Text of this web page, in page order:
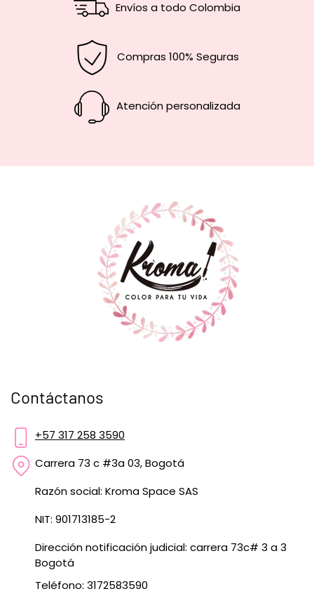
Envíos a todo Colombia
Compras 100% Seguras
Atención personalizada
Contáctanos
+57 317 258 3590
Carrera 73 c #3a 03, Bogotá
Razón social: Kroma Space SAS
NIT: 901713185-2
Dirección notificación judicial: carrera 73c# 3 a 3
Bogotá
Teléfono: 3172583590